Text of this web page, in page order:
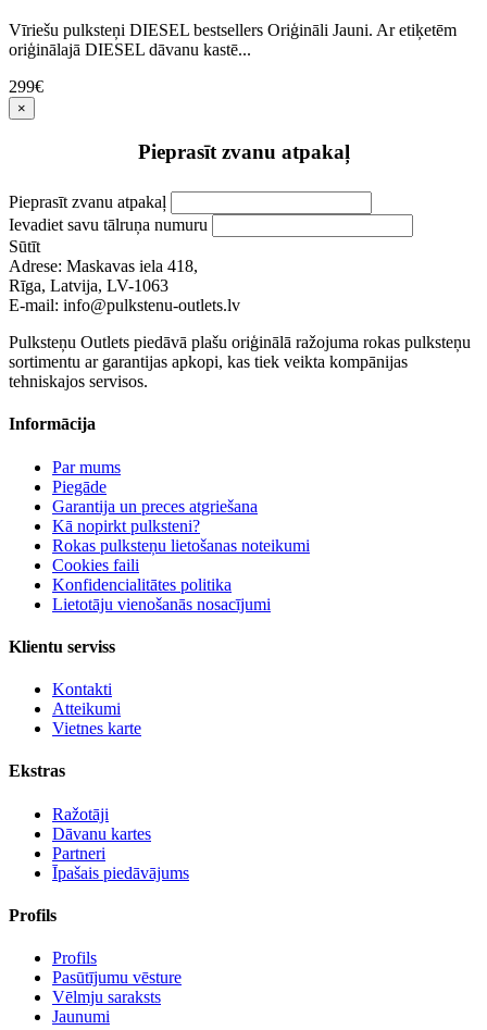
Vīriešu pulksteņi DIESEL bestsellers Oriģināli Jauni. Ar etiķetēm
oriģinālajā DIESEL dāvanu kastē...
299€
×
Pieprasīt zvanu atpakaļ
Pieprasīt zvanu atpakaļ
Ievadiet savu tālruņa numuru
Sūtīt
Adrese: Maskavas iela 418,
Rīga, Latvija, LV-1063
E-mail: info@pulkstenu-outlets.lv
Pulksteņu Outlets piedāvā plašu oriģinālā ražojuma rokas pulksteņu
sortimentu ar garantijas apkopi, kas tiek veikta kompānijas
tehniskajos servisos.
Informācija
Par mums
Piegāde
Garantija un preces atgriešana
Kā nopirkt pulksteni?
Rokas pulksteņu lietošanas noteikumi
Cookies faili
Konfidencialitātes politika
Lietotāju vienošanās nosacījumi
Klientu serviss
Kontakti
Atteikumi
Vietnes karte
Ekstras
Ražotāji
Dāvanu kartes
Partneri
Īpašais piedāvājums
Profils
Profils
Pasūtījumu vēsture
Vēlmju saraksts
Jaunumi